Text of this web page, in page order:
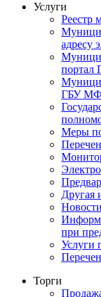
Услуги
Реестр
адресу
портал
ГБУ
Меры
Другая
Новости
при
Услуги
Торги